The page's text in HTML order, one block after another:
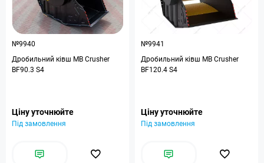
№9940
Дробильний ківш MB Crusher
BF90.3 S4
Ціну уточнюйте
Під замовлення
№9941
Дробильний ківш MB Crusher
BF120.4 S4
Ціну уточнюйте
Під замовлення